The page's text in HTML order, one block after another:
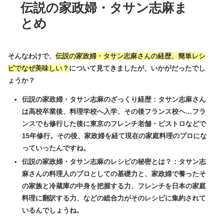
伝説の家政婦・タサン志麻ま
とめ
そんなわけで、 伝説の家政婦・タサン志麻さんの経歴、簡単レシ
ピでなぜ美味しい？ について見てきましたが、いかがだったでし
ょうか？
伝説の家政婦・タサン志麻のざっくり経歴：タサン志麻さん
は高校卒業後、料理学校へ入学、その後フランス校ヘ…フラ
ンスでも修行した後に東京のフレンチ老舗・ビストロなどで
15年修行。その後、家政婦を経て現在の家庭料理のプロにな
っていったんですね。
伝説の家政婦・タサン志麻のレシピの秘密とは？：タサン志
麻さんの料理人のプロとしての基礎力と、家政婦で養ったそ
の家族と冷蔵庫の中身を把握する力、フレンチを日本の家庭
料理に翻訳する力、などの総合力がそのレシピに集約されて
いるんでしょうね。